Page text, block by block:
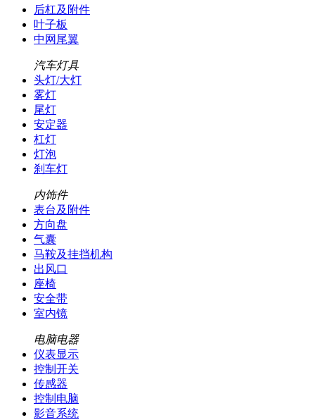
后杠及附件
叶子板
中网尾翼
汽车灯具
头灯/大灯
雾灯
尾灯
安定器
杠灯
灯泡
刹车灯
内饰件
表台及附件
方向盘
气囊
马鞍及挂挡机构
出风口
座椅
安全带
室内镜
电脑电器
仪表显示
控制开关
传感器
控制电脑
影音系统